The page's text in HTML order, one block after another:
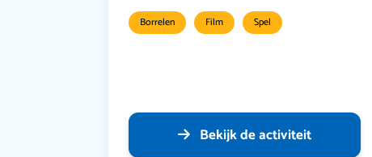
Borrelen Film Spel
Bekijk de activiteit